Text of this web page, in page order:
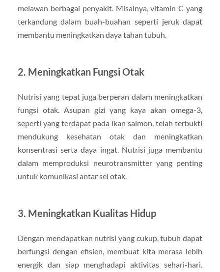
melawan berbagai penyakit. Misalnya, vitamin C yang
terkandung dalam buah-buahan seperti jeruk dapat
membantu meningkatkan daya tahan tubuh.
2. Meningkatkan Fungsi Otak
Nutrisi yang tepat juga berperan dalam meningkatkan
fungsi otak. Asupan gizi yang kaya akan omega-3,
seperti yang terdapat pada ikan salmon, telah terbukti
mendukung kesehatan otak dan meningkatkan
konsentrasi serta daya ingat. Nutrisi juga membantu
dalam memproduksi neurotransmitter yang penting
untuk komunikasi antar sel otak.
3. Meningkatkan Kualitas Hidup
Dengan mendapatkan nutrisi yang cukup, tubuh dapat
berfungsi dengan efisien, membuat kita merasa lebih
energik dan siap menghadapi aktivitas sehari-hari.